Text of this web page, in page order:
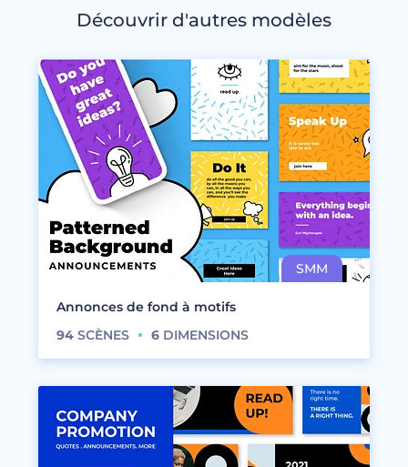
Découvrir d'autres modèles
Annonces de fond à motifs
94 SCÈNES 6 DIMENSIONS